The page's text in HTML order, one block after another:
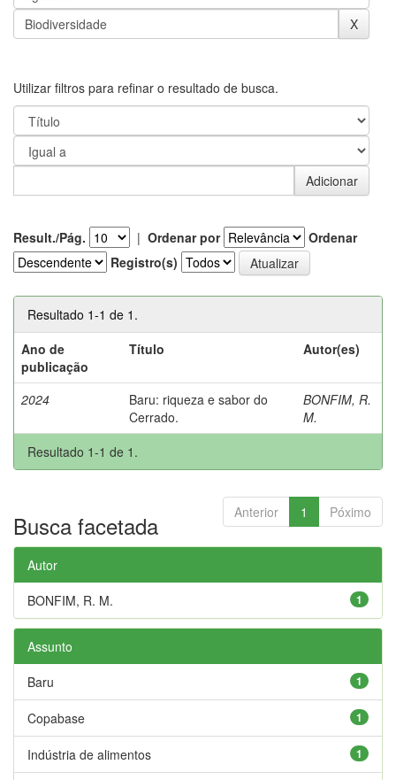
Utilizar filtros para refinar o resultado de busca.
Result./Pág. | Ordenar por
Ordenar
Registro(s)
Resultado 1-1 de 1.
Ano de
publicação
Título Autor(es)
2024
Baru: riqueza e sabor do
Cerrado.
BONFIM, R.
M.
Resultado 1-1 de 1.
Anterior 1 Póximo
Busca facetada
Autor
1
BONFIM, R. M.
Assunto
1
Baru
1
Copabase
1
Indústria de alimentos